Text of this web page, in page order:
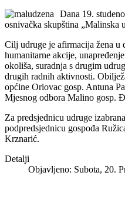
Dana 19.
osnivačka skupština „Malinska
Cilj udruge je afirmacija žena u
humanitarne akcije,
okoliša, suradnja s drugim
drugih radnih aktivnosti.
općine Oriovac gosp. Antuna
Mjesnog odbora Malino gosp.
Za predsjednicu udruge
podpredsjednicu gospođa
Krznarić.
Detalji
Objavljeno: Subota, 20.